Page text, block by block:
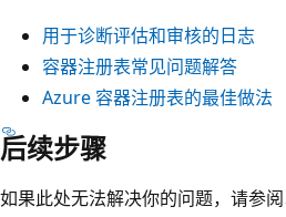
用于诊断评估和审核的日志
容器注册表常见问题解答
Azure 容器注册表的最佳做法
后续步骤
如果此处无法解决你的问题，请参阅